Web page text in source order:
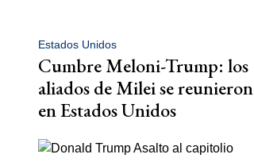
Estados Unidos
Cumbre Meloni-Trump: los
aliados de Milei se reunieron
en Estados Unidos